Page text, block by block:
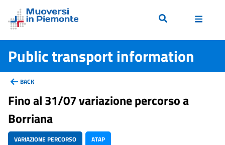
Public transport information
BACK
Fino al 31/07 variazione percorso a
Borriana
VARIAZIONE PERCORSO ATAP